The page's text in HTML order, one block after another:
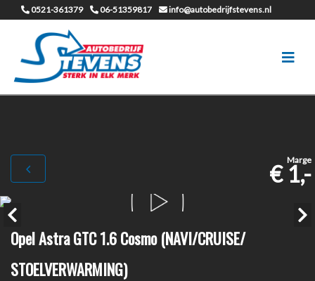
0521-361379 06-51359817 info@autobedrijfstevens.nl
Marge
€ 1,-
Opel Astra GTC 1.6 Cosmo (NAVI/CRUISE/
STOELVERWARMING)